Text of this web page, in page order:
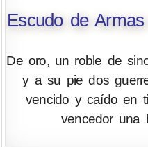
Escudo de
De oro, un roble de
y a su pie dos
vencido y caído en
vencedor una